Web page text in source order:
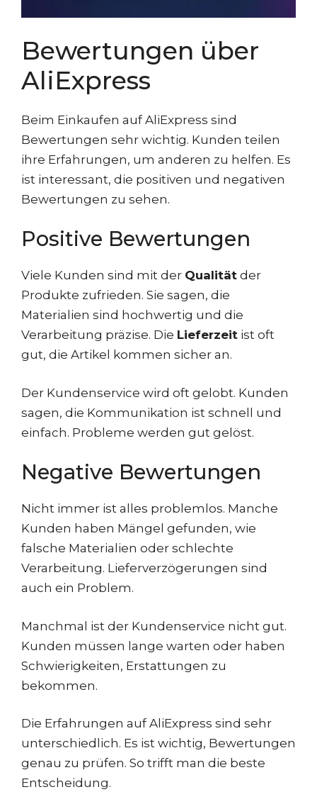
Bewertungen über
AliExpress
Beim Einkaufen auf AliExpress sind
Bewertungen sehr wichtig. Kunden teilen
ihre Erfahrungen, um anderen zu helfen. Es
ist interessant, die positiven und negativen
Bewertungen zu sehen.
Positive Bewertungen
Viele Kunden sind mit der Qualität der
Produkte zufrieden. Sie sagen, die
Materialien sind hochwertig und die
Verarbeitung präzise. Die Lieferzeit ist oft
gut, die Artikel kommen sicher an.
Der Kundenservice wird oft gelobt. Kunden
sagen, die Kommunikation ist schnell und
einfach. Probleme werden gut gelöst.
Negative Bewertungen
Nicht immer ist alles problemlos. Manche
Kunden haben Mängel gefunden, wie
falsche Materialien oder schlechte
Verarbeitung. Lieferverzögerungen sind
auch ein Problem.
Manchmal ist der Kundenservice nicht gut.
Kunden müssen lange warten oder haben
Schwierigkeiten, Erstattungen zu
bekommen.
Die Erfahrungen auf AliExpress sind sehr
unterschiedlich. Es ist wichtig, Bewertungen
genau zu prüfen. So trifft man die beste
Entscheidung.